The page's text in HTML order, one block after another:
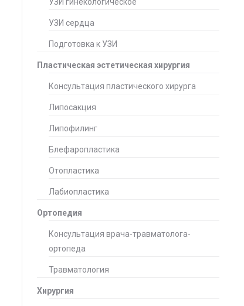
УЗИ сердца
Подготовка к УЗИ
Пластическая эстетическая хирургия
Консультация пластического хирурга
Липосакция
Липофилинг
Блефаропластика
Отопластика
Лабиопластика
Ортопедия
Консультация врача-травматолога-
ортопеда
Травматология
Хирургия